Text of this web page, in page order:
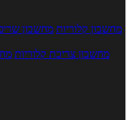
מחשבון קלוריות מחשבון
מחשבון צריכת קלוריות